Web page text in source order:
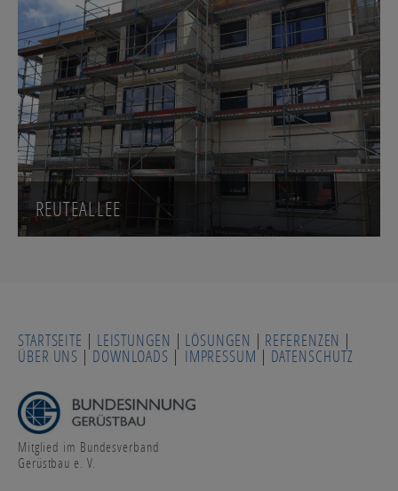
REUTEALLEE
STARTSEITE | LEISTUNGEN | LÖSUNGEN | REFERENZEN |
ÜBER UNS |DOWNLOADS | IMPRESSUM| DATENSCHUTZ
Mitglied im Bundesverband
Gerüstbau e. V.